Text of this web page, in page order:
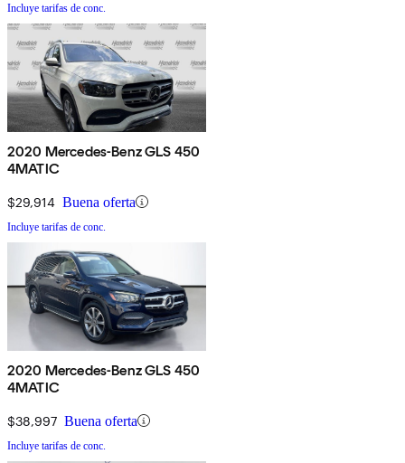
Incluye tarifas de conc.
2020 Mercedes-Benz GLS 450
4MATIC
$29,914 Buena oferta
Incluye tarifas de conc.
2020 Mercedes-Benz GLS 450
4MATIC
$38,997 Buena oferta
Incluye tarifas de conc.